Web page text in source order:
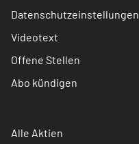
Datenschutzeinstellungen
Videotext
Offene Stellen
Abo kündigen
Alle Aktien